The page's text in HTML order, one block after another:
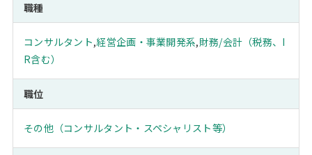
職種
コンサルタント,経営企画・事業開発系,財務/会計（税務、I
R含む）
職位
その他（コンサルタント・スペシャリスト等）